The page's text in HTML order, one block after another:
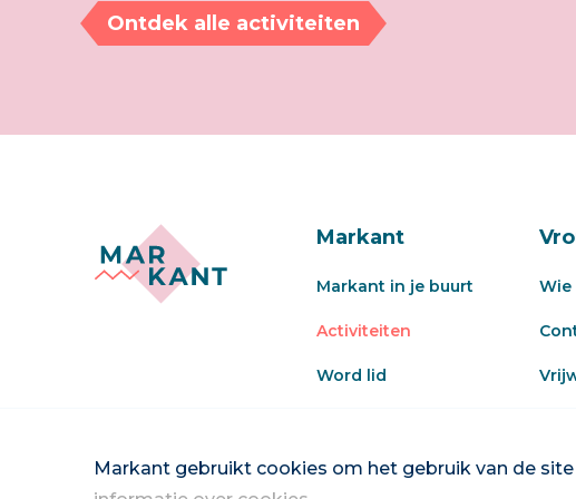
Markant gebruikt cookies om het gebruik van de
Ontdek alle activiteiten
Markant
Markant in je buurt
Activiteiten
Word lid
Word vrijwilliger
Wie